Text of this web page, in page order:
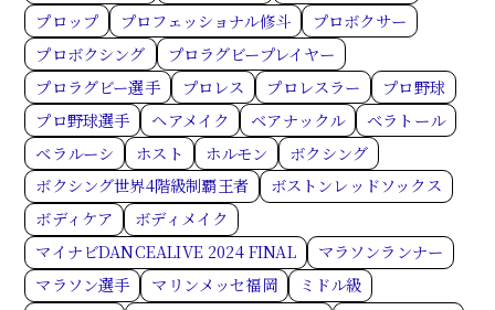
プロップ
プロフェッショナル修斗
プロボクサー
プロボクシング
プロラグビープレイヤー
プロラグビー選手
プロレス プロレスラー
プロ野球
プロ野球選手
ヘアメイク ベアナックル
ベラトール
ベラルーシ
ホスト ホルモン
ボクシング
ボクシング世界4階級制覇王者
ボストンレッドソックス
ボディケア
ボディメイク
マイナビDANCEALIVE 2024 FINAL
マラソンランナー
マラソン選手
マリンメッセ福岡
ミドル級